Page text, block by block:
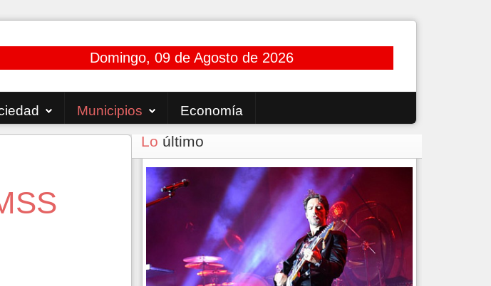
Domingo, 09 de Agosto de 2026
Municipios Economía
Lo último